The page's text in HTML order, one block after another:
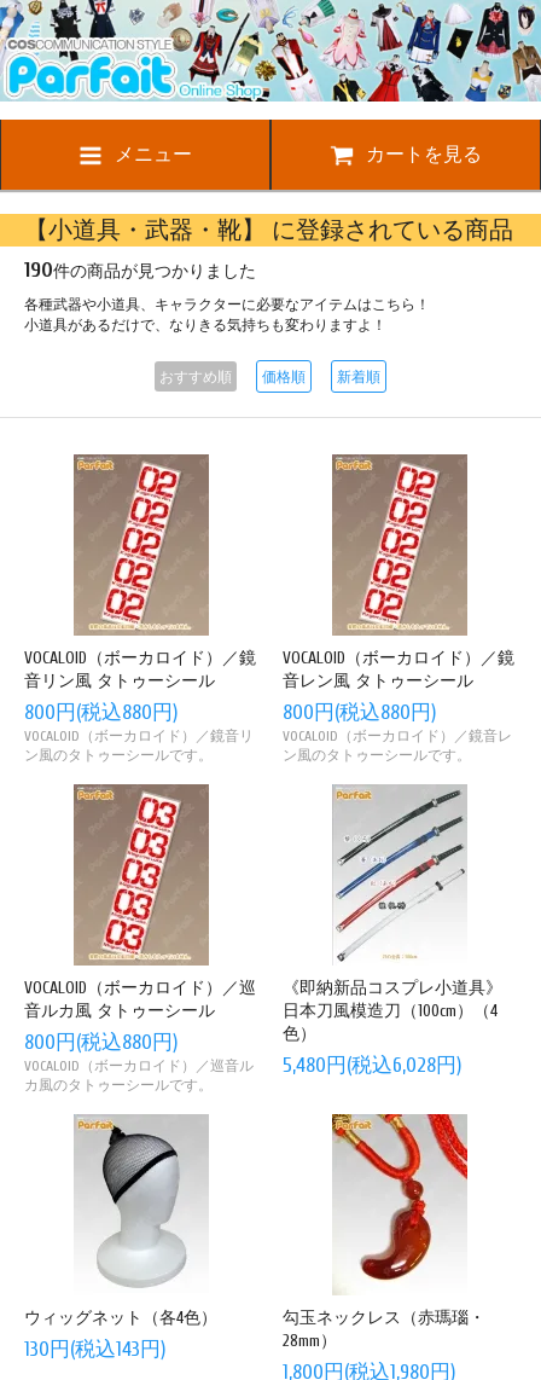
メニュー カートを見る
【小道具・武器・靴】 に登録されている商品
190件の商品が見つかりました
各種武器や小道具、キャラクターに必要なアイテムはこちら！
小道具があるだけで、なりきる気持ちも変わりますよ！
おすすめ順 価格順 新着順
VOCALOID（ボーカロイド）／鏡
音リン風 タトゥーシール
800円(税込880円)
VOCALOID（ボーカロイド）／鏡音リ
ン風のタトゥーシールです。
VOCALOID（ボーカロイド）／鏡
音レン風 タトゥーシール
800円(税込880円)
VOCALOID（ボーカロイド）／鏡音レ
ン風のタトゥーシールです。
VOCALOID（ボーカロイド）／巡
音ルカ風 タトゥーシール
800円(税込880円)
VOCALOID（ボーカロイド）／巡音ル
カ風のタトゥーシールです。
《即納新品コスプレ小道具》
日本刀風模造刀（100cm）（4
色）
5,480円(税込6,028円)
ウィッグネット（各4色）
130円(税込143円)
勾玉ネックレス（赤瑪瑙・
28mm）
1,800円(税込1,980円)